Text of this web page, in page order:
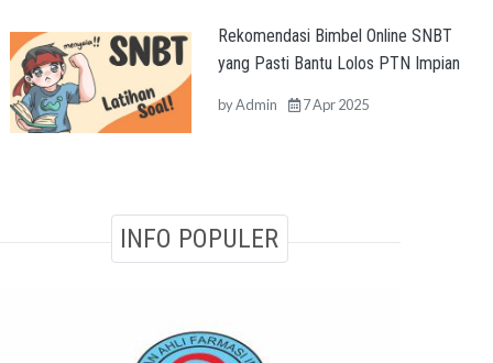
Rekomendasi Bimbel Online SNBT
yang Pasti Bantu Lolos PTN Impian
byAdmin 7 Apr 2025
INFO POPULER